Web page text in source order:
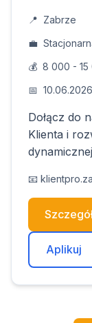
📍 Zabrze
💼
💰 8 000 - 15
📅 10.06.2026
Dołącz do
Klienta i
📧
Aplikuj